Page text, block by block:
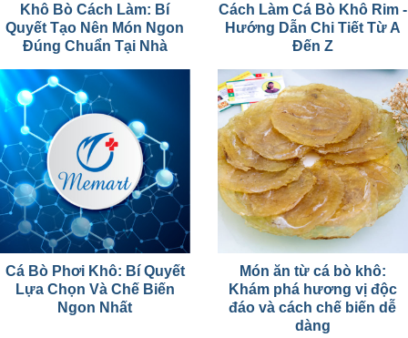
Khô Bò Cách Làm: Bí
Quyết Tạo Nên Món Ngon
Đúng Chuẩn Tại Nhà
Cách Làm Cá Bò Khô Rim -
Hướng Dẫn Chi Tiết Từ A
Đến Z
Cá Bò Phơi Khô: Bí Quyết
Lựa Chọn Và Chế Biến
Ngon Nhất
Món ăn từ cá bò khô:
Khám phá hương vị độc
đáo và cách chế biến dễ
dàng